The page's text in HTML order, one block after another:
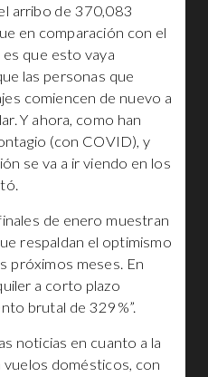
arribo de 370,083
en comparación con el
que esto vaya
las personas que
comiencen de nuevo a
Y ahora, como han
(con COVID), y
se va a ir viendo en los
de enero muestran
respaldan el optimismo
próximos meses. En
a corto plazo
brutal de 329%”.
noticias en cuanto a la
vuelos domésticos, con